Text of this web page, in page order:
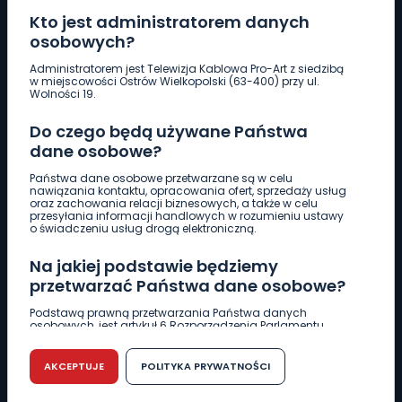
Kto jest administratorem danych
osobowych?
Administratorem jest Telewizja Kablowa Pro-Art z siedzibą
w miejscowości Ostrów Wielkopolski (63-400) przy ul.
Wolności 19.
Do czego będą używane Państwa
dane osobowe?
Państwa dane osobowe przetwarzane są w celu
nawiązania kontaktu, opracowania ofert, sprzedaży usług
oraz zachowania relacji biznesowych, a także w celu
przesyłania informacji handlowych w rozumieniu ustawy
o świadczeniu usług drogą elektroniczną.
Na jakiej podstawie będziemy
przetwarzać Państwa dane osobowe?
Podstawą prawną przetwarzania Państwa danych
osobowych, jest artykuł 6 Rozporządzenia Parlamentu
r. w sprawie ochrony osób fizycznych w związku z
przetwarzaniem danych osobowych w sprawie
swobodnego przepływu takich danych oraz uchylenia
dyrektywy 95/46/WE (RODO).
AKCEPTUJE POLITYKA PRYWATNOŚCI
Pobierz logotyp
661 997 997
REDAKCJA
62 735 22 22redakcja@wlkp24.info
DZIAŁ REKLAMY
62 735 01 85 reklama@wlkp24.info
WIADOMOŚCI
CIEKAWOSTKI